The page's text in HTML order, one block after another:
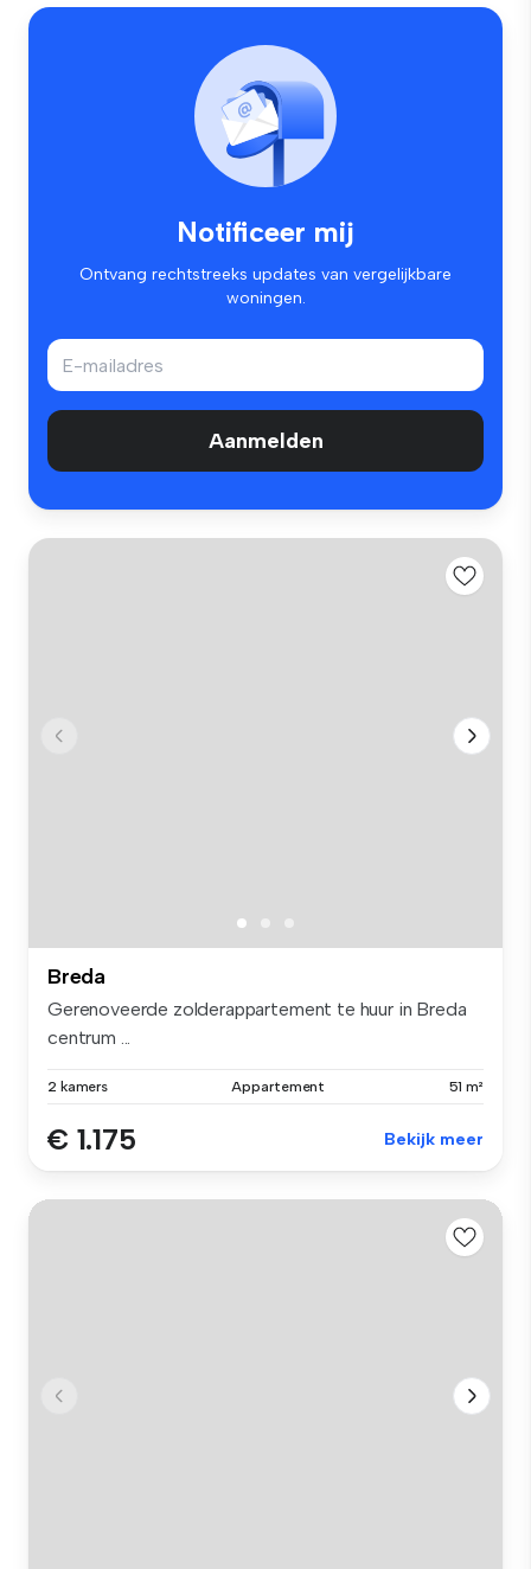
Notificeer mij
Ontvang rechtstreeks updates van vergelijkbare
woningen.
Aanmelden
Breda
Gerenoveerde zolderappartement te huur in Breda
centrum ...
2 kamers Appartement 51 m²
€ 1.175 Bekijk meer